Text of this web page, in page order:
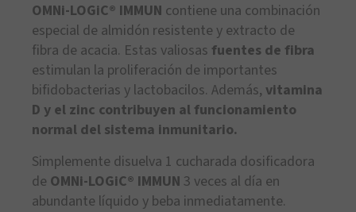
OMNi-LOGiC® IMMUN contiene una combinación
especial de almidón resistente y extracto de
fibra de acacia. Estas valiosas fuentes de fibra
estimulan la proliferación de importantes
bifidobacterias y lactobacilos. Además, vitamina
D y el zinc contribuyen al funcionamiento
normal del sistema inmunitario.
Simplemente disuelva 1 cucharada dosificadora
de OMNi-LOGiC® IMMUN 3 veces al día en
abundante líquido y beba inmediatamente.